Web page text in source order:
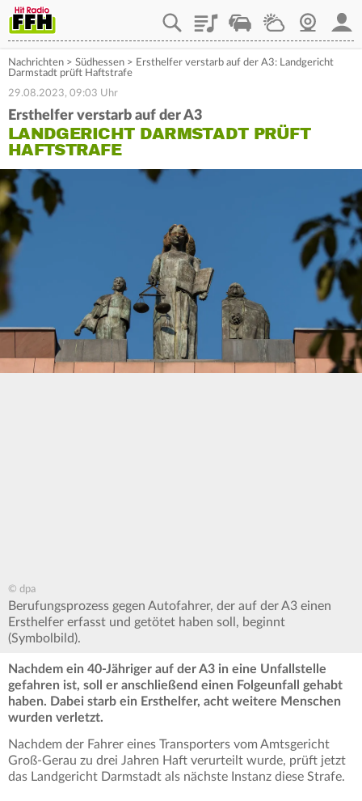
PlaylistStaupilotWetterWebcam
Nachrichten > Südhessen > Ersthelfer verstarb auf der A3: Landgericht
Darmstadt prüft Haftstrafe
29.08.2023, 09:03 Uhr
Ersthelfer verstarb auf der A3
LANDGERICHT DARMSTADT PRÜFT
HAFTSTRAFE
© dpa
Berufungsprozess gegen Autofahrer, der auf der A3 einen
Ersthelfer erfasst und getötet haben soll, beginnt
(Symbolbild).
Nachdem ein 40-Jähriger auf der A3 in eine Unfallstelle
gefahren ist, soll er anschließend einen Folgeunfall gehabt
haben. Dabei starb ein Ersthelfer, acht weitere Menschen
wurden verletzt.
Nachdem der Fahrer eines Transporters vom Amtsgericht
Groß-Gerau zu drei Jahren Haft verurteilt wurde, prüft jetzt
das Landgericht Darmstadt als nächste Instanz diese Strafe.